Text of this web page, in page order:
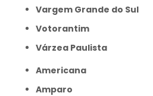
Vargem Grande do Sul
Votorantim
Várzea Paulista
Americana
Amparo